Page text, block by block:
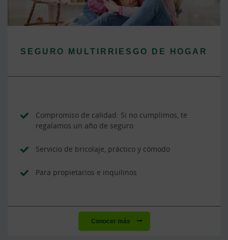
SEGURO MULTIRRIESGO DE HOGAR
Compromiso de calidad: Si no cumplimos, te
regalamos un año de seguro
Servicio de bricolaje, práctico y cómodo
Para propietarios e inquilinos
Conocer más